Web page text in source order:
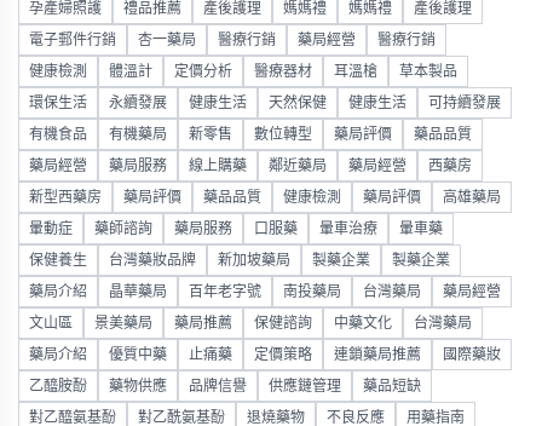
孕產婦照護 禮品推薦 產後護理 媽媽禮 媽媽禮 產後護理
電子郵件行銷 杏一藥局 醫療行銷 藥局經營 醫療行銷
健康檢測 體溫計 定價分析 醫療器材 耳溫槍 草本製品
環保生活 永續發展 健康生活 天然保健 健康生活 可持續發展
有機食品 有機藥局 新零售 數位轉型 藥局評價 藥品品質
藥局經營 藥局服務 線上購藥 鄰近藥局 藥局經營 西藥房
新型西藥房 藥局評價 藥品品質 健康檢測 藥局評價 高雄藥局
暈動症 藥師諮詢 藥局服務 口服藥 暈車治療 暈車藥
保健養生 台灣藥妝品牌 新加坡藥局 製藥企業 製藥企業
藥局介紹 晶華藥局 百年老字號 南投藥局 台灣藥局 藥局經營
文山區 景美藥局 藥局推薦 保健諮詢 中藥文化 台灣藥局
藥局介紹 優質中藥 止痛藥 定價策略 連鎖藥局推薦 國際藥妝
乙醯胺酚 藥物供應 品牌信譽 供應鏈管理 藥品短缺
對乙醯氨基酚 對乙酰氨基酚 退燒藥物 不良反應 用藥指南